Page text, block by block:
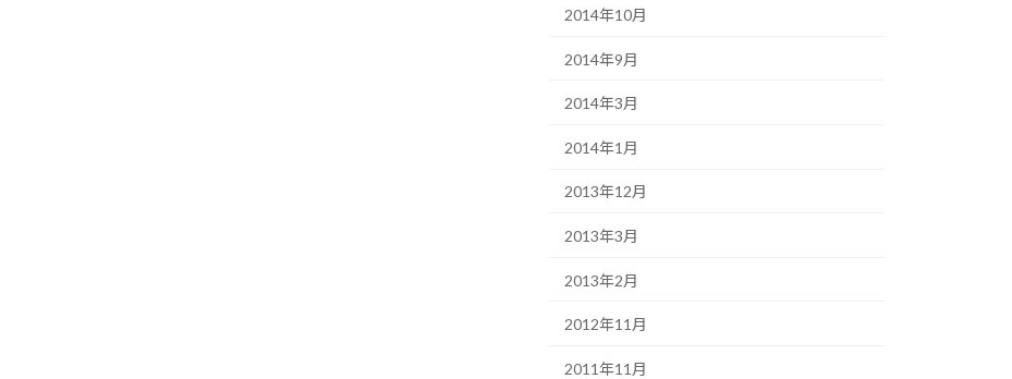
2014年10月
2014年9月
2014年3月
2014年1月
2013年12月
2013年3月
2013年2月
2012年11月
2011年11月